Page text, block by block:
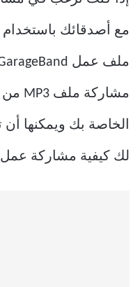
الخاصة بك ويمكنها أن
لك كيفية مشاركة عمل GarageBand كـ MP3.